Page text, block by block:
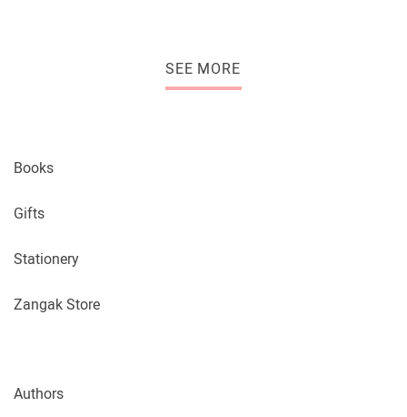
SEE MORE
Books
Gifts
Stationery
Zangak Store
Authors